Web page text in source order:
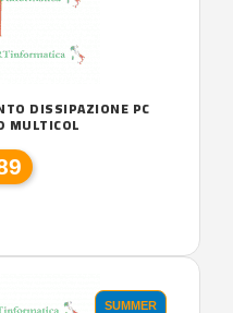
DISSIPAZIONE PC
MULTICOL
SUMMER